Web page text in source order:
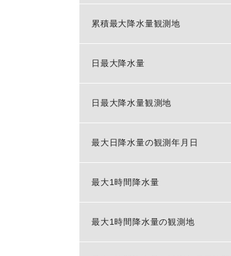
累積最大降水量観測地
日最大降水量
日最大降水量観測地
最大日降水量の観測年月日
最大1時間降水量
最大1時間降水量の観測地